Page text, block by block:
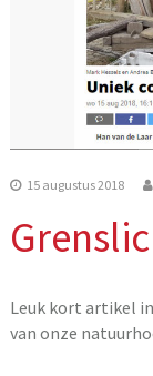
15 augustus 2018
Leuk kort artikel
van onze